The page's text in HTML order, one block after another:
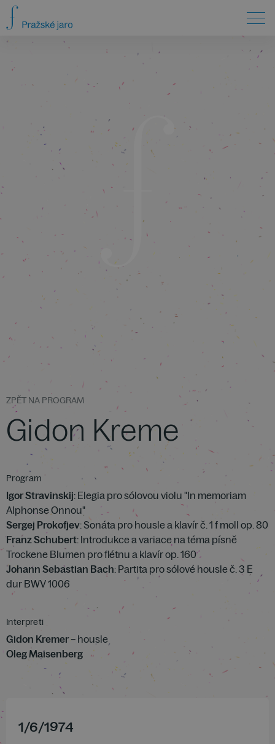
ZPĚT NA PROGRAM
Gidon Kreme
Program
Igor Stravinskij: Elegia pro sólovou violu "In memoriam
Alphonse Onnou"
Sergej Prokofjev: Sonáta pro housle a klavír č. 1 f moll op. 80
Franz Schubert: Introdukce a variace na téma písně
Trockene Blumen pro flétnu a klavír op. 160
Johann Sebastian Bach: Partita pro sólové housle č. 3 E
dur BWV 1006
Interpreti
Gidon Kremer– housle
Oleg Maisenberg
1/6/1974